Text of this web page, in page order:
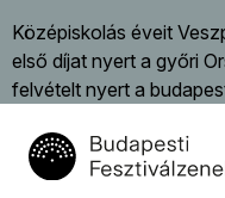
Középiskolás éveit
első díjat nyert a győri
felvételt nyert a
hallgatójaként a
ösztöndíjasa volt.